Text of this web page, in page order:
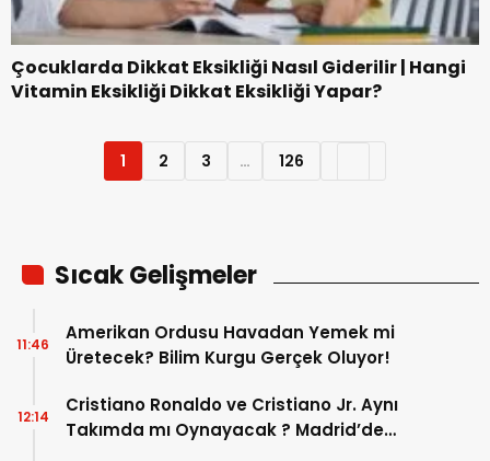
Çocuklarda Dikkat Eksikliği Nasıl Giderilir | Hangi
Vitamin Eksikliği Dikkat Eksikliği Yapar?
1 2 3 … 126
Sıcak Gelişmeler
Amerikan Ordusu Havadan Yemek mi
Üretecek? Bilim Kurgu Gerçek Oluyor!
11:46
Cristiano Ronaldo ve Cristiano Jr. Aynı
Takımda mı Oynayacak ? Madrid’de
12:14